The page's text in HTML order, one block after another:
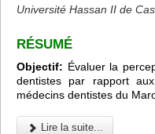
Université Hassan II de
RÉSUMÉ
Objectif: Évaluer la
dentistes par rapport
médecins dentistes du
Lire la suite...